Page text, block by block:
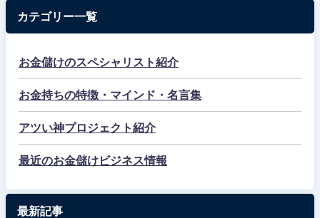
カテゴリー一覧
お金儲けのスペシャリスト紹介
お金持ちの特徴・マインド・名言集
アツい神プロジェクト紹介
最近のお金儲けビジネス情報
最新記事